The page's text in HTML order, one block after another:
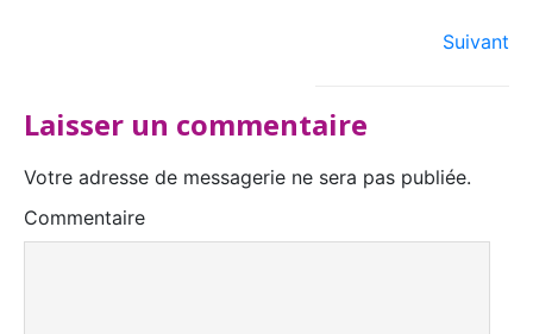
Suivant
Laisser un commentaire
Votre adresse de messagerie ne sera pas publiée.
Commentaire